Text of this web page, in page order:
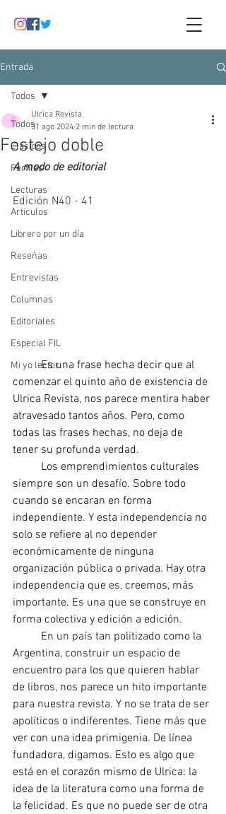
Entrada
Todos
Clásicos
Perfiles
Lecturas
Artículos
Librero por un día
Reseñas
Entrevistas
Columnas
Editoriales
Especial FIL
Mi yo lector
Todos
Festejo doble
Ulrica Revista
31 ago 2024 2 min de lectura
A modo de editorial
Edición N40 - 41
	Es una frase hecha decir que al
comenzar el quinto año de existencia de
Ulrica Revista, nos parece mentira haber
atravesado tantos años. Pero, como
todas las frases hechas, no deja de
tener su profunda verdad.
siempre son un desafío. Sobre todo
cuando se encaran en forma
independiente. Y esta independencia no
solo se refiere al no depender
económicamente de ninguna
organización pública o privada. Hay otra
independencia que es, creemos, más
importante. Es una que se construye en
forma colectiva y edición a edición.
Argentina, construir un espacio de
encuentro para los que quieren hablar
de libros, nos parece un hito importante
para nuestra revista. Y no se trata de ser
apolíticos o indiferentes. Tiene más que
ver con una idea primigenia. De línea
fundadora, digamos. Esto es algo que
está en el corazón mismo de Ulrica: la
idea de la literatura como una forma de
la felicidad. Es que no puede ser de otra